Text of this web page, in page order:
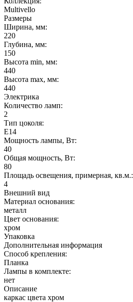
Multivello
Размеры
Ширина, мм:
220
Глубина, мм:
150
Высота min, мм:
440
Высота max, мм:
440
Электрика
Количество ламп:
2
Тип цоколя:
E14
Мощность лампы, Вт:
40
Общая мощность, Вт:
80
Площадь освещения, примерная, кв.м.:
4
Внешний вид
Материал основания:
металл
Цвет основания:
хром
Упаковка
Дополнительная информация
Способ крепления:
Планка
Лампы в комплекте:
нет
Описание
каркас цвета хром